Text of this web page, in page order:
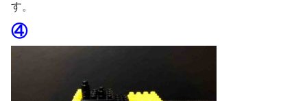
す。
④